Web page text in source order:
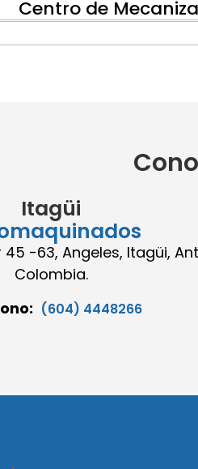
Centro de
Itagüi
-63, Angeles, Itagüi,
Colombia.
(604) 4448266